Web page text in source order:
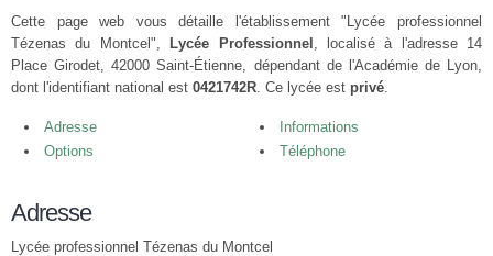
Cette page web vous détaille l'établissement "Lycée professionnel
Tézenas du Montcel",
Lycée Professionnel , localisé à l'adresse 14
Place Girodet, 42000 Saint-Étienne, dépendant de l'Académie de Lyon,
dont l'identifiant national est 0421742R. Ce lycée est privé.
Adresse
Informations
Options
Téléphone
Adresse
Lycée professionnel Tézenas du Montcel